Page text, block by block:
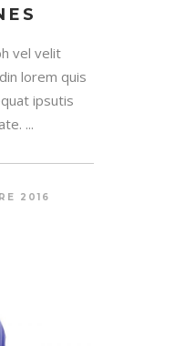
vel velit
lorem quis
ipsutis
...
2016